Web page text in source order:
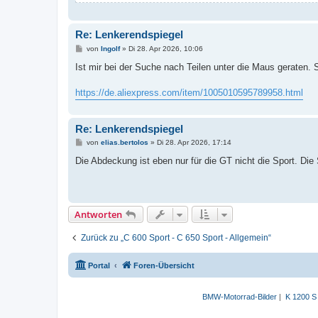
Re: Lenkerendspiegel
B
i
a
g
von Ingolf» Di 28. Apr 2026, 10:06
Ist mir bei der Suche nach Teilen unter die Maus geraten.
https://de.aliexpress.com/item/1005010595789958.html
Re: Lenkerendspiegel
B
i
von elias.bertolos » Di 28. Apr 2026, 17:14
Die Abdeckung ist eben nur für die GT nicht die Sport.
Antworten
Zurück zu „C 600 Sport - C 650 Sport - Allgemein“
Portal Foren-Übersicht
BMW-Motorrad-Bilder| K 1200 S